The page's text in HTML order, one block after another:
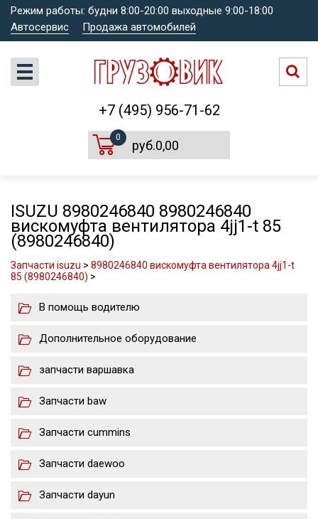
Режим работы: будни 8:00-20:00 выходные 9:00-18:00
Автосервис
Продажа автомобилей
+7 (495) 956-71-62
0
руб.0,00
ISUZU 8980246840 8980246840
вискомуфта вентилятора 4jj1-t 85
(8980246840)
Запчасти isuzu > 8980246840 вискомуфта вентилятора 4jj1-t
85 (8980246840) >
В помощь водителю
Дополнительное оборудование
запчасти варшавка
Запчасти baw
Запчасти cummins
Запчасти daewoo
Запчасти dayun